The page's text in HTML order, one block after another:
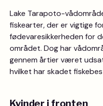
Lake Tarapoto-
fiskearter, der er vigtige
fødevaresikkerheden for
området. Dog har
gennem årtier været
hvilket har skadet
Kvinder i fronten